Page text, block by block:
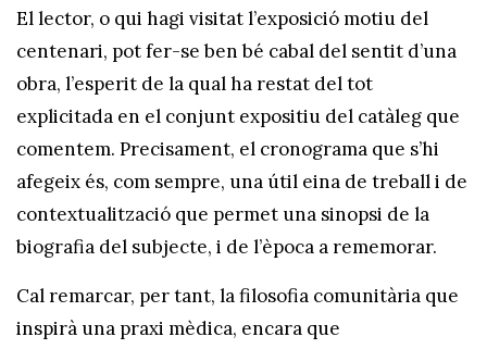
El lector, o qui hagi visitat l’exposició motiu del
centenari, pot fer-se ben bé cabal del sentit d’una
obra, l’esperit de la qual ha restat del tot
explicitada en el conjunt expositiu del catàleg que
comentem. Precisament, el cronograma que s’hi
afegeix és, com sempre, una útil eina de treball i de
contextualització que permet una sinopsi de la
biografia del subjecte, i de l’època a rememorar.
Cal remarcar, per tant, la filosofia comunitària que
inspirà una praxi mèdica, encara que